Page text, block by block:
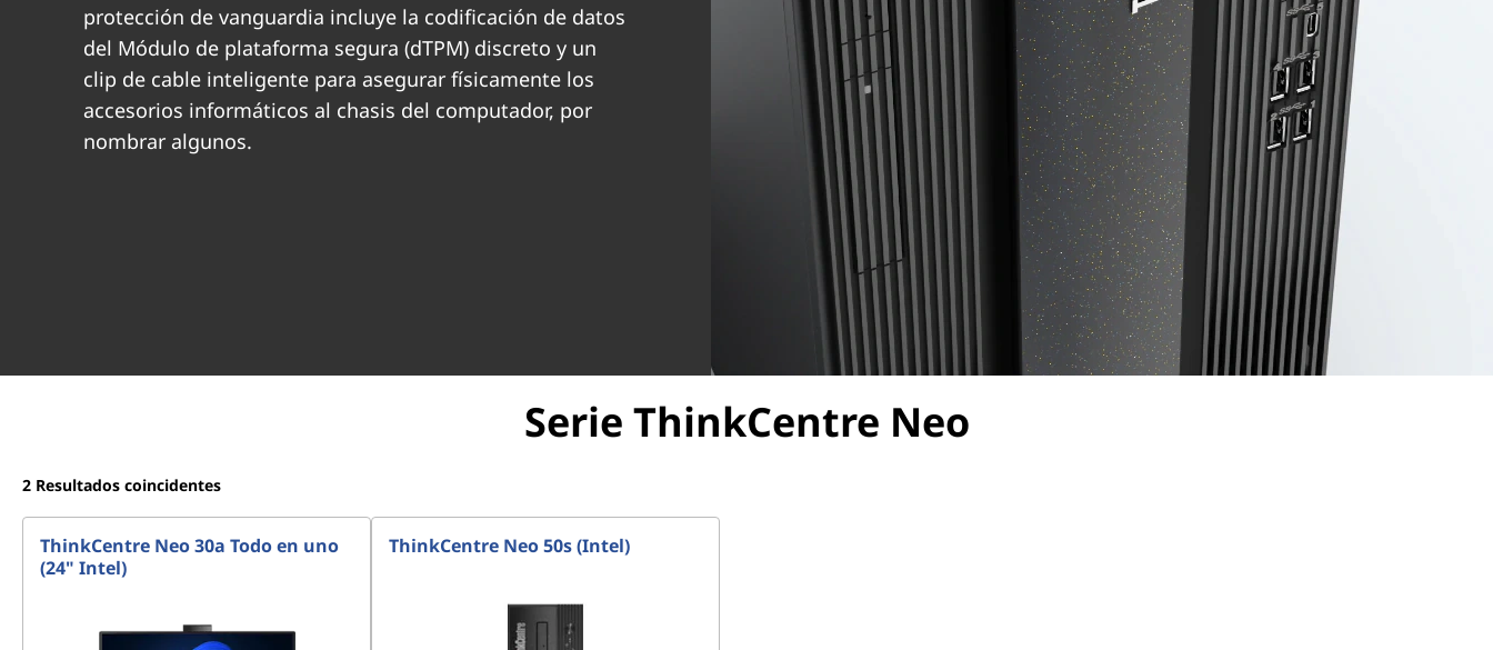
protección de vanguardia incluye la codificación de datos
del Módulo de plataforma segura (dTPM) discreto y un
clip de cable inteligente para asegurar físicamente los
accesorios informáticos al chasis del computador, por
nombrar algunos.
Serie ThinkCentre Neo
2 Resultados coincidentes
ThinkCentre Neo 30a Todo en uno
(24" Intel)
ThinkCentre Neo 50s (Intel)